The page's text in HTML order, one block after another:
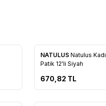
Favorilere Ekle
NATULUS Natulus
Patik 12'li Siyah
670,82 TL